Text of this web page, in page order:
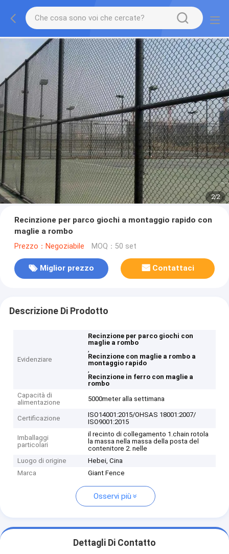
2/2
Recinzione per parco giochi a montaggio rapido con
maglie a rombo
Prezzo：Negoziabile MOQ：50 set
Miglior prezzo Contattaci
Descrizione Di Prodotto
Evidenziare
Recinzione per parco giochi con
maglie a rombo
,
Recinzione con maglie a rombo a
montaggio rapido
,
Recinzione in ferro con maglie a
rombo
Capacità di
alimentazione
5000meter alla settimana
Certificazione
ISO14001:2015/OHSAS 18001:2007/
ISO9001:2015
Imballaggi
particolari
il recinto di collegamento 1.chain rotola
la massa nella massa della posta del
contenitore 2. nelle
Luogo di origine
Hebei, Cina
Marca
Giant Fence
Osservi più
Dettagli Di Contatto